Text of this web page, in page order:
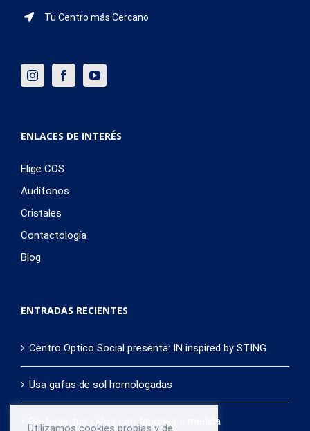
Tu Centro más Cercano
ENLACES DE INTERÉS
Elige COS
Audífonos
Cristales
Contactología
Blog
ENTRADAS RECIENTES
Centro Optico Social presenta: IN inspired by STING
Usa gafas de sol homologadas
Proteger tus oídos con tapones a medida
Utilizamos cookies propias y de